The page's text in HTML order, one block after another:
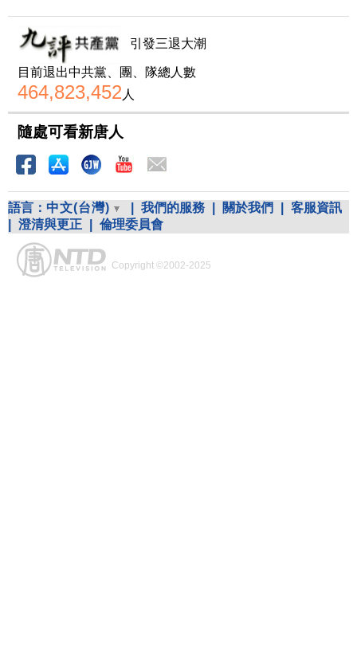
引發三退大潮
目前退出中共黨、團、隊總人數
464,823,452 人
隨處可看新唐人
語言： 中文(台灣) 我們的服務 關於我們
客服資訊
澄清與更正 倫理委員會
Copyright ©2002-2025